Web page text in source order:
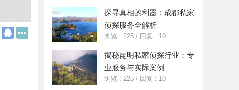
微
信
Q
探寻真相的利器：成都私家
侦探服务全解析
浏览 : 225 / 回复 : 10
揭秘昆明私家侦探行业：专
业服务与实际案例
浏览 : 225 / 回复 : 10